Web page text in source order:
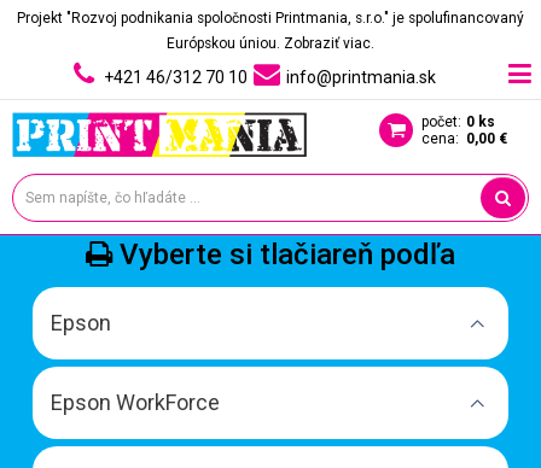
Projekt "Rozvoj podnikania spoločnosti Printmania, s.r.o." je spolufinancovaný
Európskou úniou. Zobraziť viac.
+421 46/312 70 10 info@printmania.sk
počet: 0 ks
cena: 0,00 €
Vyberte si tlačiareň podľa
Epson
Epson WorkForce